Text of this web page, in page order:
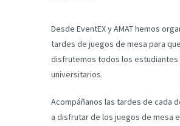
Desde EventEX y AMAT hemos
tardes de juegos de mesa para que
disfrutemos todos los estudiantes
universitarios.
Acompáñanos las tardes de cada
a disfrutar de los juegos de mesa